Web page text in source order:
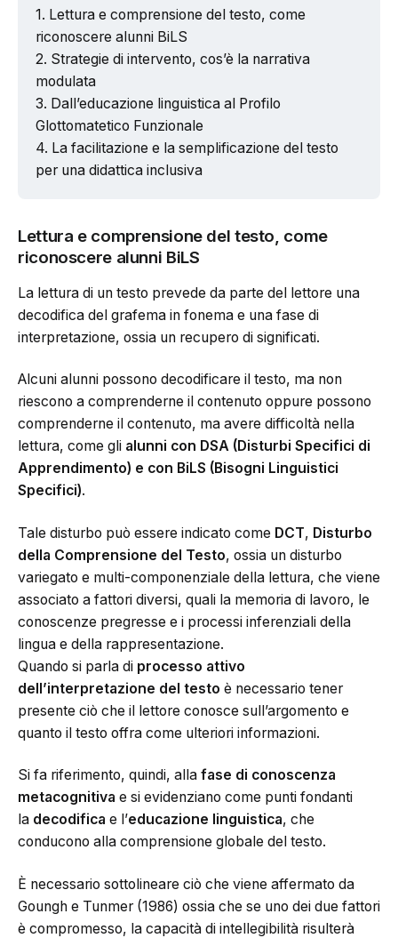
Lettura e comprensione del testo, come
riconoscere alunni BiLS
Strategie di intervento, cos’è la narrativa
modulata
Dall’educazione linguistica al Profilo
Glottomatetico Funzionale
La facilitazione e la semplificazione del testo
per una didattica inclusiva
Lettura e comprensione del testo, come
riconoscere alunni BiLS
La lettura di un testo prevede da parte del lettore una
decodifica del grafema in fonema e una fase di
interpretazione, ossia un recupero di significati.
Alcuni alunni possono decodificare il testo, ma non
riescono a comprenderne il contenuto oppure possono
comprenderne il contenuto, ma avere difficoltà nella
lettura, come gli alunni con DSA (Disturbi Specifici di
Apprendimento) e con BiLS (Bisogni Linguistici
Specifici).
Tale disturbo può essere indicato come DCT, Disturbo
della Comprensione del Testo, ossia un disturbo
variegato e multi-componenziale della lettura, che viene
associato a fattori diversi, quali la memoria di lavoro, le
conoscenze pregresse e i processi inferenziali della
lingua e della rappresentazione.
Quando si parla di processo attivo
dell’interpretazione del testo è necessario tener
presente ciò che il lettore conosce sull’argomento e
quanto il testo offra come ulteriori informazioni.
Si fa riferimento, quindi, alla fase di conoscenza
metacognitiva e si evidenziano come punti fondanti
la decodifica e l’educazione linguistica, che
conducono alla comprensione globale del testo.
È necessario sottolineare ciò che viene affermato da
Goungh e Tunmer (1986) ossia che se uno dei due fattori
è compromesso, la capacità di intellegibilità risulterà